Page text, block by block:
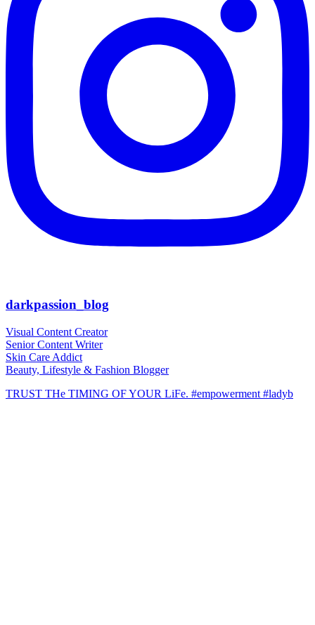
darkpassion_blog
Visual Content Creator
Senior Content Writer
Skin Care Addict
Beauty, Lifestyle & Fashion Blogger
TRUST THe TIMING OF YOUR LiFe. #empowerment #ladyb